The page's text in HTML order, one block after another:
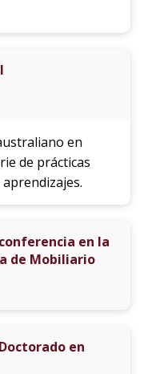
en
de prácticas
en la
de Mobiliario
en